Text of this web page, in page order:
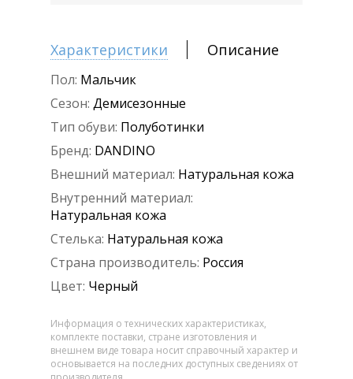
Характеристики Описание
Пол: Мальчик
Сезон: Демисезонные
Тип обуви: Полуботинки
Бренд: DANDINO
Внешний материал: Натуральная кожа
Внутренний материал:
Натуральная кожа
Стелька: Натуральная кожа
Страна производитель: Россия
Цвет: Черный
Информация о технических характеристиках,
комплекте поставки, стране изготовления и
внешнем виде товара носит справочный характер и
основывается на последних доступных сведениях от